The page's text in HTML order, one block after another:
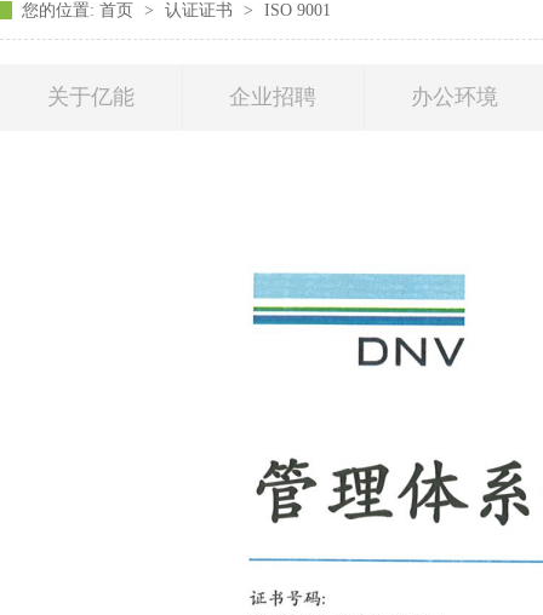
您的位置: 首页 > 认证证书 > ISO 9001
关于亿能 企业招聘 办公环境